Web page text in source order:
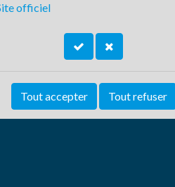
officiel
Tout accepter Tout refuser